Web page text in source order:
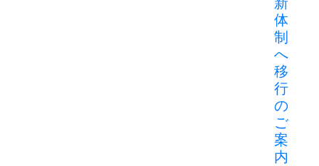
体
制
へ
移
行
の
ご
案
内